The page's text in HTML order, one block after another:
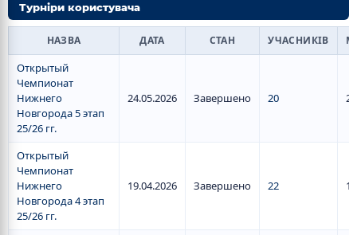
Турніри користувача
НАЗВА ДАТА СТАН УЧАСНИКІВ
Открытый
Чемпионат
Нижнего
Новгорода 5 этап
25/26 гг.
24.05.2026 Завершено 20 2
Открытый
Чемпионат
Нижнего
Новгорода 4 этап
25/26 гг.
19.04.2026 Завершено 22 1